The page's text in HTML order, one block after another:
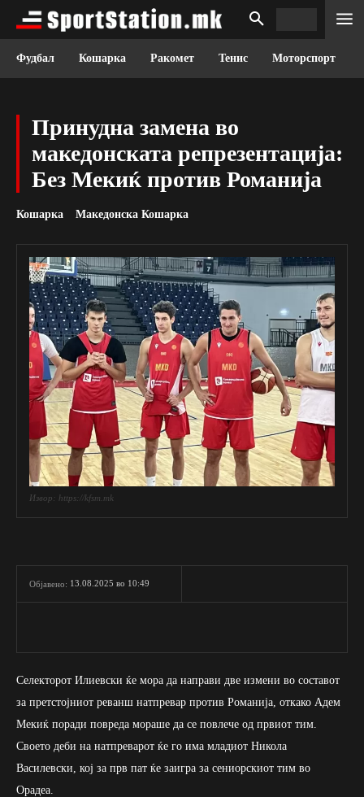
Фудбал Кошарка Ракомет Тенис Моторспорт
Принудна замена во
македонската репрезентација:
Без Мекиќ против Романија
Кошарка Македонска Кошарка
Извор: https://kfsm.mk
Објавено: 13.08.2025 во 10:49
Селекторот Илиевски ќе мора да направи две измени во составот
за претстојниот реванш натпревар против Романија, откако Адем
Мекиќ поради повреда мораше да се повлече од првиот тим.
Своето деби на натпреварот ќе го има младиот Никола
Василевски, кој за прв пат ќе заигра за сениорскиот тим во
Орадеа.